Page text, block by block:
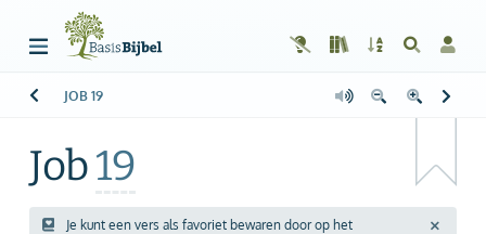
Welkom!
Start
Lezen
JOB 19
Job19
Je kunt een vers als favoriet bewaren door op het